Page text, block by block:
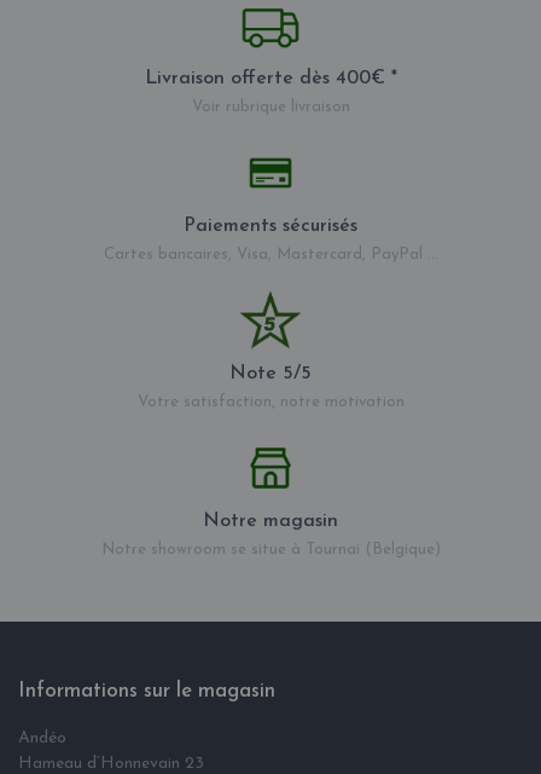
Livraison offerte dès 400€ *
Voir rubrique livraison
Paiements sécurisés
Cartes bancaires, Visa, Mastercard, PayPal ...
Note 5/5
Votre satisfaction, notre motivation
Notre magasin
Notre showroom se situe à Tournai (Belgique)
Informations sur le magasin
Andéo
Hameau d‘Honnevain 23